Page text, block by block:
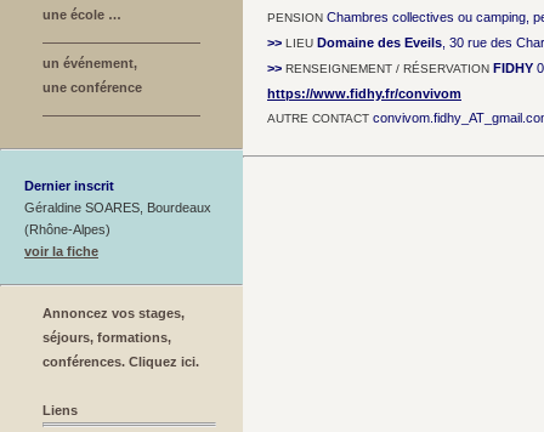
une école …
un événement,
une conférence
Dernier inscrit
Géraldine SOARES, Bourdeaux
(Rhône-Alpes)
voir la fiche
Annoncez vos stages,
séjours, formations,
conférences. Cliquez ici.
Liens
PENSION Chambres collectives ou camping,
>> LIEU Domaine des Eveils , 30 rue des
>> RENSEIGNEMENT / RÉSERVATION FIDHY
https://www.fidhy.fr/convivom
AUTRE CONTACT